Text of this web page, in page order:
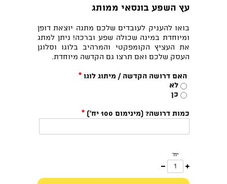
עץ השפע בונסאי ממותג
בואו להעניק לעובדים שלכם מתנה יוצאת דופן
ומיוחדת במינה שכולה שפע וברכה! ניתן למתג
את העציץ הקומפקטי והמרהיב בלוגו וסלוגן
העסק שלכם ואם תרצו גם הקדשה מיוחדת.
האם דרושה הקדשה / מיתוג לוגו *
לא
כן
כמות דרושה? (מינימום 100 יח') *
יח'
עוד
אחד